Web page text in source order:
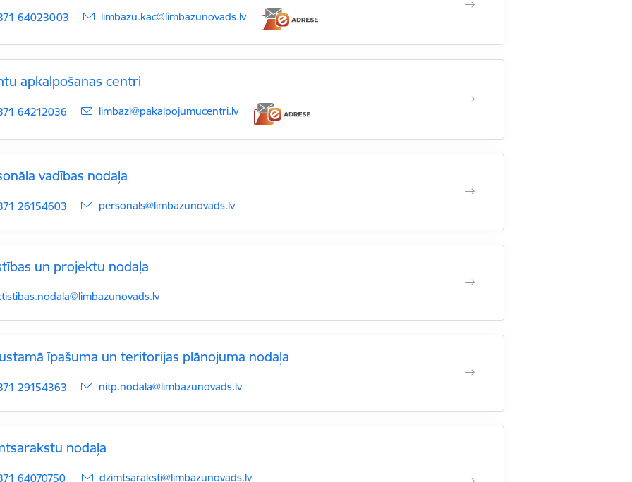
64023003 E-pasts:
limbazu.kac@limbazunovads.lv
apkalpošanas centri
64212036 E-pasts:
limbazi@pakalpojumucentri.lv
vadības nodaļa
26154603 E-pasts:
personals@limbazunovads.lv
un projektu nodaļa
pasts:
īpašuma un teritorijas plānojuma nodaļa
29154363 E-pasts:
nitp.nodala@limbazunovads.lv
nodaļa
64070750
E-pasts:
dzimtsaraksti@limbazunovads.lv